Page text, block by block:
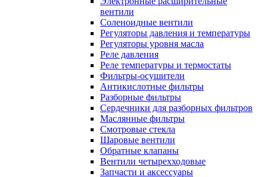
вентили
Соленоидные вентили
Регуляторы давления и температуры
Регуляторы уровня масла
Реле давления
Реле температуры и термостаты
Фильтры-осушители
Антикислотные фильтры
Разборные фильтры
Сердечники для разборных фильтров
Маслянные фильтры
Смотровые стекла
Шаровые вентили
Обратные клапаны
Вентили четырехходовые
Запчасти и аксессуары